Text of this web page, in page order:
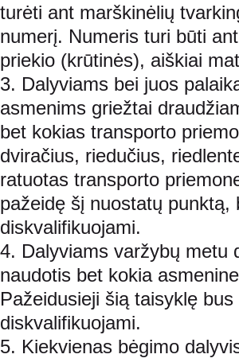
turėti ant marškinėlių
numerį. Numeris turi būti
priekio (krūtinės), aiškiai
3. Dalyviams bei juos
asmenims griežtai
bet kokias transporto
dviračius, riedučius,
ratuotas transporto
pažeidę šį nuostatų punktą,
diskvalifikuojami.
4. Dalyviams varžybų metu
naudotis bet kokia
Pažeidusieji šią taisyklę bus
diskvalifikuojami.
5. Kiekvienas bėgimo